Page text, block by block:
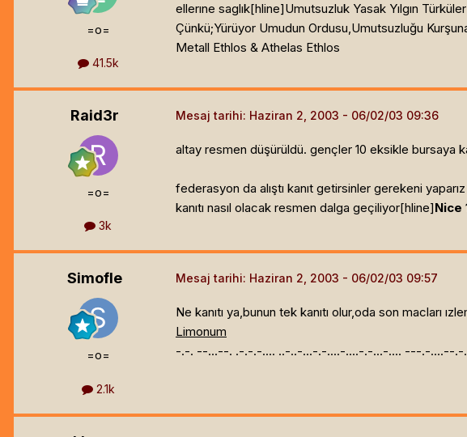
=o=
41.5k
ellerıne saglık[hline]Umutsuzluk Yasak Yılgın
Çünkü;Yürüyor Umudun Ordusu,Umutsuzluğu
Metall Ethlos & Athelas Ethlos
Raid3r
=o=
3k
Mesaj tarihi: Haziran 2, 2003
altay resmen düşürüldü. gençler 10 eksikle bursaya
federasyon da alıştı kanıt getirsinler gerekeni
kanıtı nasıl olacak resmen dalga geçiliyor[hline]Nice
Simofle
=o=
2.1k
Mesaj tarihi: Haziran 2, 2003
Ne kanıtı ya,bunun tek kanıtı olur,oda son macları
Limonum
-.-. --...--. .-.-.-.... ..-..-...-.-....-....-.-...-.... ---.-....--